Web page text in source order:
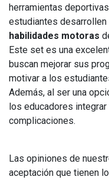
herramientas
estudiantes desarrollen
habilidades motoras
Este set es una
buscan mejorar sus
motivar a los
Además, al ser una
los educadores
complicaciones.
Las opiniones de
aceptación que tienen